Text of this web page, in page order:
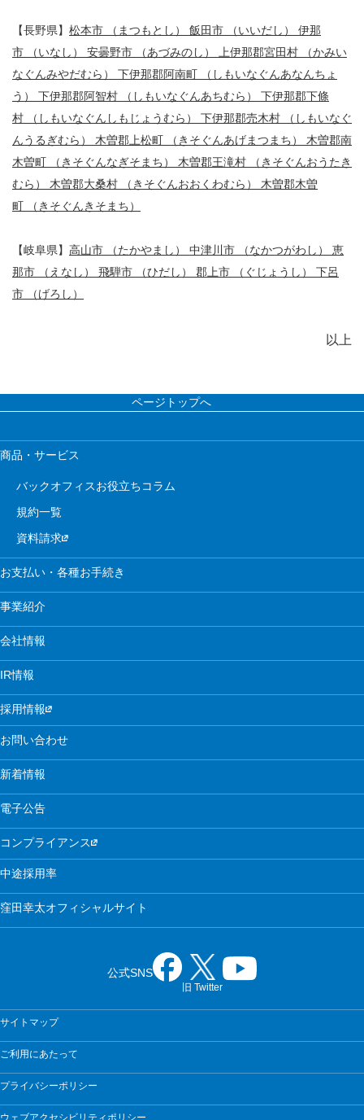
【長野県】 松本市 （まつもとし） 飯田市 （いいだし） 伊那
市 （いなし） 安曇野市 （あづみのし） 上伊那郡宮田村 （かみい
なぐんみやだむら） 下伊那郡阿南町 （しもいなぐんあなんちょ
う） 下伊那郡阿智村 （しもいなぐんあちむら） 下伊那郡下條
村 （しもいなぐんしもじょうむら） 下伊那郡売木村 （しもいなぐ
んうるぎむら） 木曽郡上松町 （きそぐんあげまつまち） 木曽郡南
木曽町 （きそぐんなぎそまち） 木曽郡王滝村 （きそぐんおうたき
むら） 木曽郡大桑村 （きそぐんおおくわむら） 木曽郡木曽
町 （きそぐんきそまち）
【岐阜県】 高山市 （たかやまし） 中津川市 （なかつがわし） 恵
那市 （えなし） 飛騨市 （ひだし） 郡上市 （ぐじょうし） 下呂
市 （げろし）
以上
ページトップへ
商品・サービス
バックオフィスお役立ちコラム
規約一覧
資料請求
お支払い・各種お手続き
事業紹介
会社情報
IR情報
採用情報
お問い合わせ
新着情報
電子公告
コンプライアンス
中途採用率
窪田幸太オフィシャルサイト
公式SNS
旧 Twitter
サイトマップ
ご利用にあたって
プライバシーポリシー